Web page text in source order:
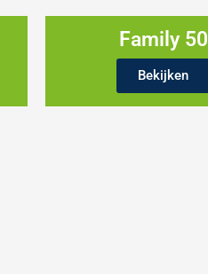
Family 50
Bekijken